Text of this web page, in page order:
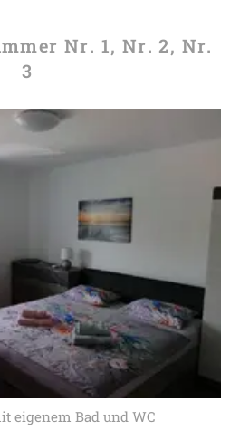
Nr. 1, Nr. 2, Nr.
3
eigenem Bad und WC